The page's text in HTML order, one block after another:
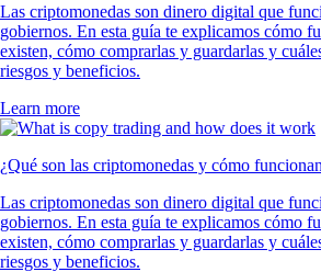
Las criptomonedas son dinero digital que
gobiernos. En esta guía te explicamos cómo
existen, cómo comprarlas y guardarlas y
riesgos y beneficios.
Learn more
¿Qué son las criptomonedas y cómo
Las criptomonedas son dinero digital que
gobiernos. En esta guía te explicamos cómo
existen, cómo comprarlas y guardarlas y
riesgos y beneficios.